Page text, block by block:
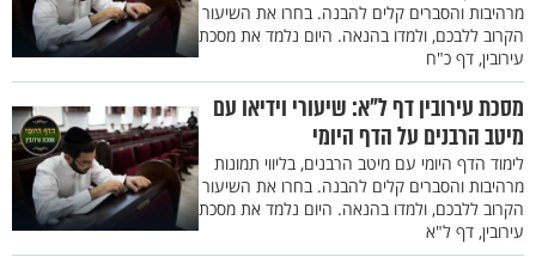
מרהיבות והסברים קלים להבנה. בחרו את השיעור
הקרוב ללבכם, ולמדו בהנאה. היום נלמד את מסכת
עירובין, דף כ"ח
מסכת עירובין דף ל"א: שיעורי וידיאו עם
מיטב הרבנים על הדף היומי
לימוד הדף היומי עם מיטב הרבנים, בליווי תמונות
מרהיבות והסברים קלים להבנה. בחרו את השיעור
הקרוב ללבכם, ולמדו בהנאה. היום נלמד את מסכת
עירובין, דף ל"א